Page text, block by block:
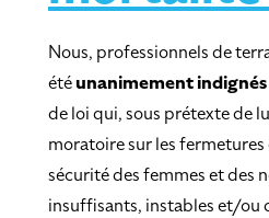
Nous, professionnels de
étéunanimement indignés
de loi qui, sous prétexte de
moratoire sur les
sécurité des femmes et des
insuffisants, instables et/ou